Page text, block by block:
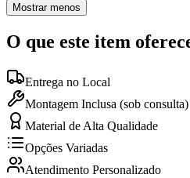
Mostrar menos
O que este item
Entrega no Local
Montagem Inclusa (sob consulta)
Material de Alta Qualidade
Opções Variadas
Atendimento Personalizado